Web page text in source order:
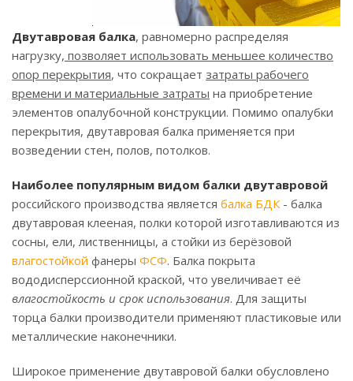
Двутавровая балка, равномерно распределяя
нагрузку, позволяет использовать меньшее количество
опор перекрытия, что сокращает затраты рабочего
времени и материальные затраты на приобретение
элементов опалубочной конструкции. Помимо опалубки
перекрытия, двутавровая балка применяется при
возведении стен, полов, потолков.
Наиболее популярным видом балки двутавровой
российского производства является балка БДК- балка
двутавровая клееная, полки которой изготавливаются из
сосны, ели, лиственницы, а стойки из берёзовой
влагостойкой фанеры ФСФ. Балка покрыта
вододисперссионной краской, что увеличивает её
влагостойкость и срок использования. Для защиты
торца балки производители применяют пластиковые или
металлические наконечники.
Широкое применение двутавровой балки обусловлено